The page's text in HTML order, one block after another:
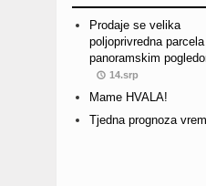
Prodaje se velika
poljoprivredna
panoramskim
14.srp
Mame HVALA!
Tjedna prognoza